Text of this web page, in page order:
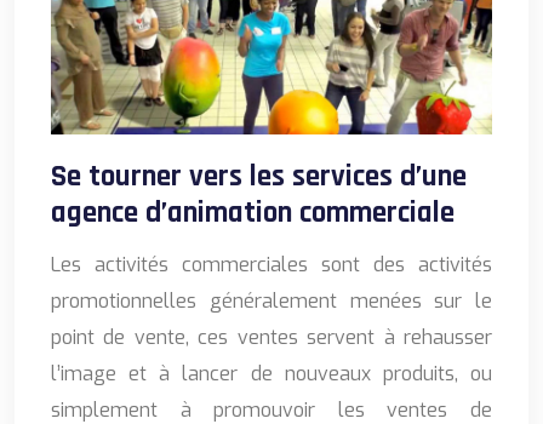
Se tourner vers les services d’une
agence d’animation commerciale
Les activités commerciales sont des activités
promotionnelles généralement menées sur le
point de vente, ces ventes servent à rehausser
l’image et à lancer de nouveaux produits, ou
simplement à promouvoir les ventes de